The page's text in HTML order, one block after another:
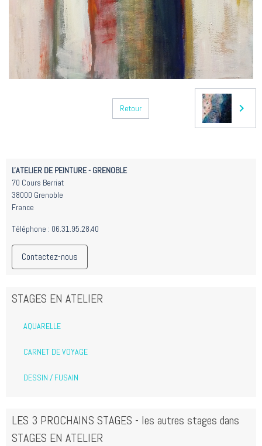
Retour
L'ATELIER DE PEINTURE - GRENOBLE
70 Cours Berriat
38000 Grenoble
France
Téléphone : 06.31.95.28.40
Contactez-nous
STAGES EN ATELIER
AQUARELLE
CARNET DE VOYAGE
DESSIN / FUSAIN
LES 3 PROCHAINS STAGES - les autres stages dans
STAGES EN ATELIER